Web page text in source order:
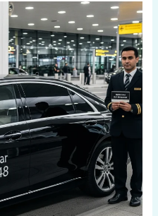
تاكسي
24
ساعة
الكويت
|
اتصل
60036648
سيارات
فخمة
توصيل